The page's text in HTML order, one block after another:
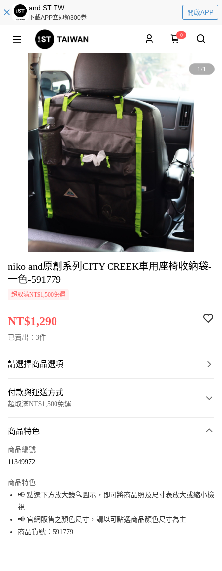
and ST TW
下載APP立即領300券
開啟APP
0
1/1
niko and原創系列CITY CREEK車用座椅收納袋-
一色-591779
超取滿NT$1,500免運
NT$1,290
已賣出：3件
請選擇商品選項
付款與運送方式
超取滿NT$1,500免運
信用卡一次付款
Apple Pay
街口支付
悠遊付
商品特色
商品編號
11349972
商品特色
📢 點選下方放大鏡🔍圖示，即可將商品照及尺寸表放大或縮小檢
視
📢 官網販售之顏色尺寸，請以可點選商品顏色尺寸為主
商品貨號：591779